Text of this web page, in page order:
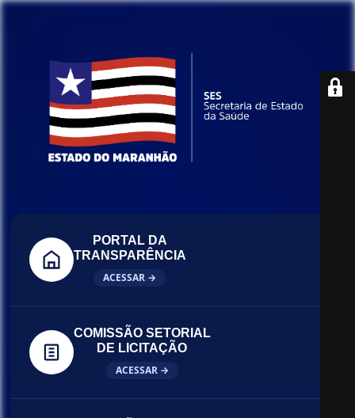
PORTAL DA
TRANSPARÊNCIA
ACESSAR →
COMISSÃO SETORIAL
DE LICITAÇÃO
ACESSAR →